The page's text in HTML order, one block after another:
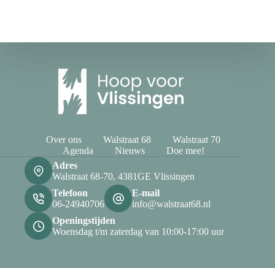
Over ons Walstraat 68
Walstraat 70
Agenda
Nieuws
Doe mee!
Adres
Walstraat 68-70, 4381GE Vlissingen
Telefoon
06-24940706
E-mail
info@walstraat68.nl
Openingstijden
Woensdag t/m zaterdag van 10:00-17:00 uur